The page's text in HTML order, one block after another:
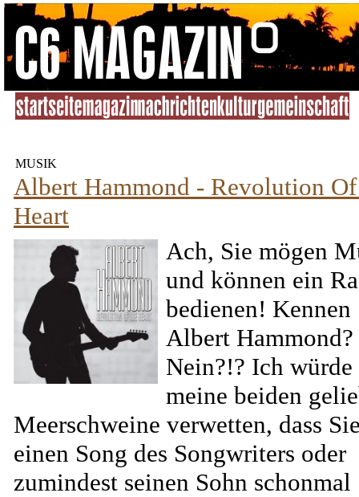
MUSIK
Albert Hammond - Revolution
Heart
Ach, Sie mögen
und können ein
bedienen! Kennen
Albert Hammond?
Nein?!? Ich würde
meine beiden
Meerschweine verwetten, dass
einen Song des Songwriters oder
zumindest seinen Sohn schonmal